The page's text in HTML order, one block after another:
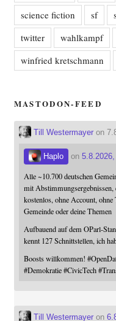
science fiction
sf
twitter
wahlkampf
winfried kretschmann
MASTODON-FEED
Till Westermayeron
Haplo on
Alle ~10.700 deutschen
mit Abstimmungsergebnissen,
kostenlos, ohne Account,
Gemeinde oder deine Themen
Aufbauend auf dem OParl-
kennt 127 Schnittstellen, ich
Boosts willkommen! #
#Demokratie #CivicTech #
Till Westermayeron